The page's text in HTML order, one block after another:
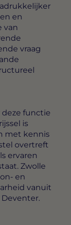
en
van
vraag
functie
is
met kennis
overtreft
ervaren
Zwolle
en
vanuit